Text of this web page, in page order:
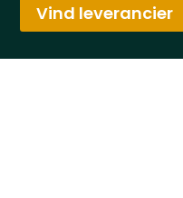
Vind leverancier